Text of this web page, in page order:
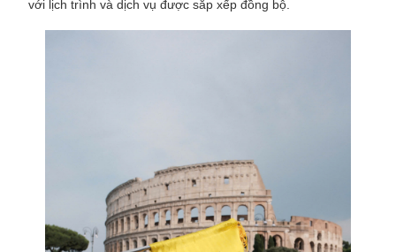
với lịch trình và dịch vụ được sắp xếp đồng bộ.